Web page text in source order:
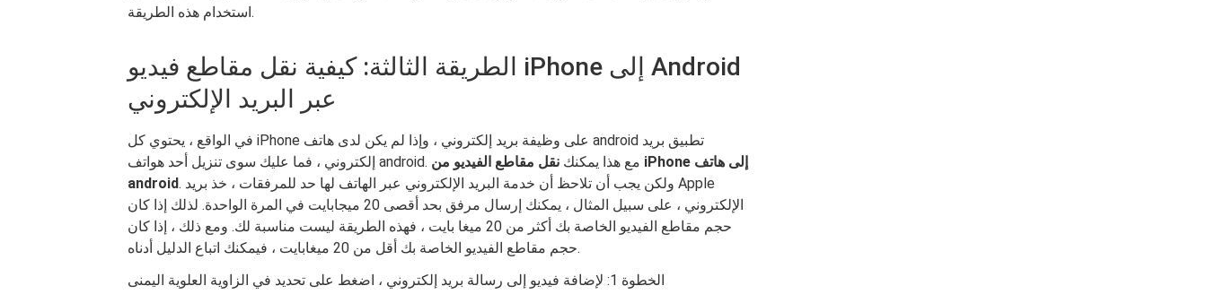
استخدام هذه الطريقة.
الطريقة الثالثة: كيفية نقل مقاطع فيديو iPhone إلى Android
عبر البريد الإلكتروني
في الواقع ، يحتوي كل iPhone على وظيفة بريد إلكتروني ، وإذا لم يكن لدى هاتف android تطبيق بريد
إلكتروني ، فما عليك سوى تنزيل أحد هواتف android. مع هذا يمكنك نقل مقاطع الفيديو من iPhone إلى هاتف
android. ولكن يجب أن تلاحظ أن خدمة البريد الإلكتروني عبر الهاتف لها حد للمرفقات ، خذ بريد Apple
الإلكتروني ، على سبيل المثال ، يمكنك إرسال مرفق بحد أقصى 20 ميجابايت في المرة الواحدة. لذلك إذا كان
حجم مقاطع الفيديو الخاصة بك أكثر من 20 ميغا بايت ، فهذه الطريقة ليست مناسبة لك. ومع ذلك ، إذا كان
حجم مقاطع الفيديو الخاصة بك أقل من 20 ميغابايت ، فيمكنك اتباع الدليل أدناه.
الخطوة 1: لإضافة فيديو إلى رسالة بريد إلكتروني ، اضغط على تحديد في الزاوية العلوية اليمنى